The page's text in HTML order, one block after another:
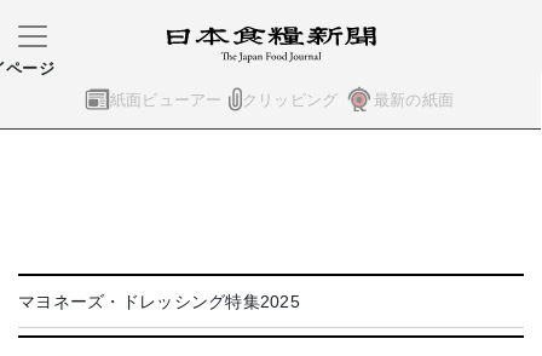
紙面ビューアー クリッピング 最新の紙面
ページ
マヨネーズ・ドレッシング特集2025